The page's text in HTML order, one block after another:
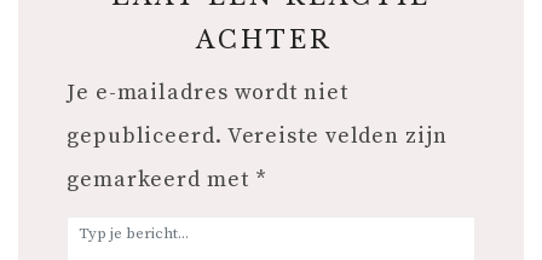
ACHTER
Je e-mailadres wordt niet
gepubliceerd. Vereiste velden zijn
gemarkeerd met *